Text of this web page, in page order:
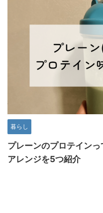
暮らし
プレーンのプロテイン
アレンジを5つ紹介